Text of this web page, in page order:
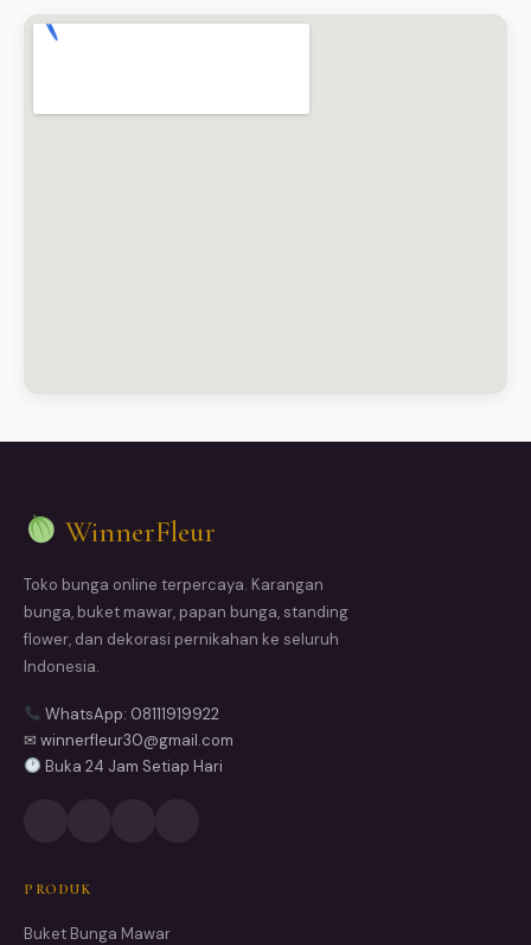
WinnerFleur
Toko bunga online terpercaya. Karangan
bunga, buket mawar, papan bunga, standing
flower, dan dekorasi pernikahan ke seluruh
Indonesia.
WhatsApp: 08111919922
✉ winnerfleur30@gmail.com
Buka 24 Jam Setiap Hari
PRODUK
Buket Bunga Mawar